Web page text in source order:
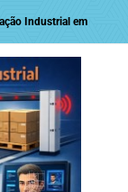
Industrial em